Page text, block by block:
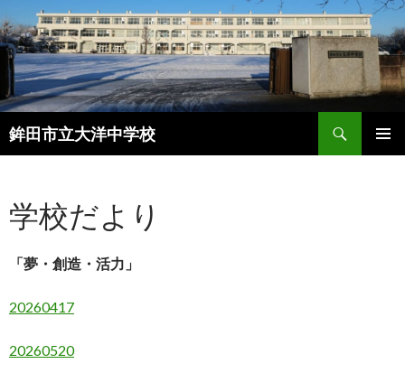
鉾田市立大洋中学校
検
索
ン
ツ
ス
ッ
学校だより
「夢・創造・活力」
20260417
20260520